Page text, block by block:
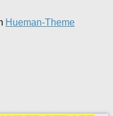
Hueman-Theme